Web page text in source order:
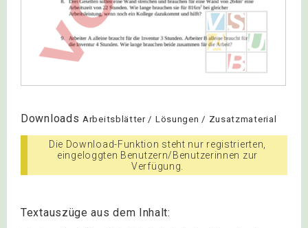
Downloads Arbeitsblätter / Lösungen / Zusatzmaterial
Die Download-Funktion steht nur registrierten,
eingeloggten Benutzern/Benutzerinnen zur
Verfügung.
Textauszüge aus dem Inhalt: